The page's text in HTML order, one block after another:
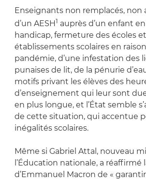
Enseignants non remplacés,
d’un AESH1 auprès d’un enfant
handicap, fermeture des écoles et
établissements scolaires en
pandémie, d’une infestation des
punaises de lit, de la pénurie
motifs privant les élèves des
d’enseignement qui leur sont
en plus longue, et l’État semble
de cette situation, qui accentue
inégalités scolaires.
Même si Gabriel Attal, nouveau
l’Éducation nationale, a réaffirmé
d’Emmanuel Macron de «